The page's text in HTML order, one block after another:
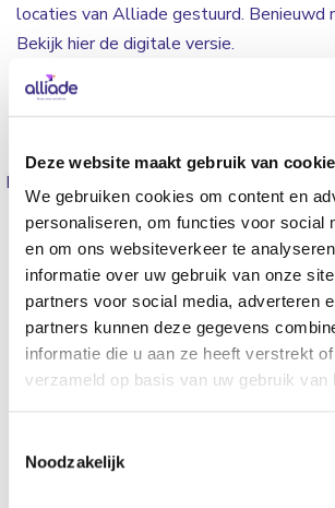
Deze website maakt gebruik van
We gebruiken cookies om content en
personaliseren, om functies voor social
en om ons websiteverkeer te
informatie over uw gebruik van onze
partners voor social media, adverteren
partners kunnen deze gegevens
informatie die u aan ze heeft verstrekt
verzameld op basis van uw gebruik van
Noodzakelijk
locaties van Alliade gestuurd. Benieuwd
Bekijk hier de digitale versie.
Delen
Kenmerken
CATEGORIEËN
Hoofdgebieden
Gehandicaptenzorg